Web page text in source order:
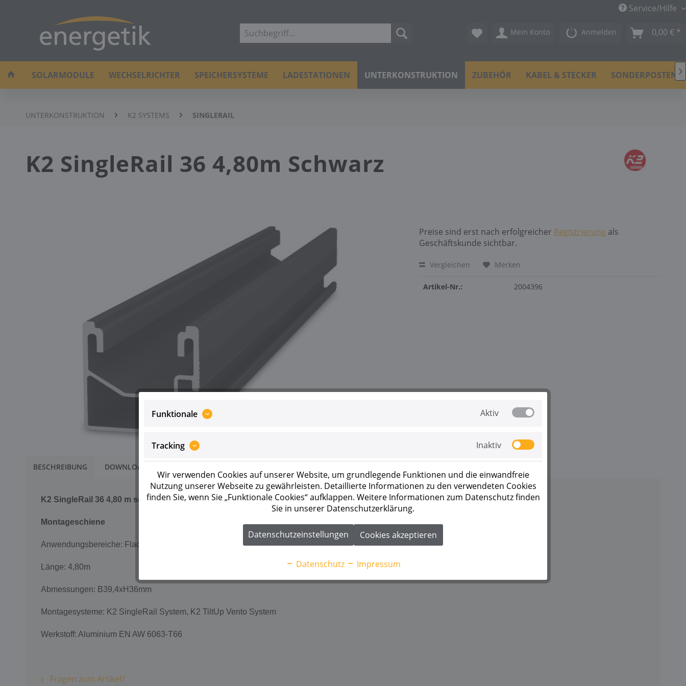
Service/Hilfe
Mein Konto Anmelden 0,00 € *
SOLARMODULE WECHSELRICHTER SPEICHERSYSTEME LADESTATIONEN UNTERKONSTRUKTION ZUBEHÖR KABEL & STECKER SONDERPOSTEN 
UNTERKONSTRUKTION K2 SYSTEMS SINGLERAIL
K2 SingleRail 36 4,80m Schwarz
Preise sind erst nach erfolgreicher Registrierung als
Geschäftskunde sichtbar.
Vergleichen Merken
Artikel-Nr.: 2004396
BESCHREIBUNG DOWNLOADS
K2 SingleRail 36 4,80 m schwarz eloxiert
Montageschiene
Anwendungsbereiche: Flachdach, Schrägdach
Länge: 4,80m
Abmessungen: B39,4xH36mm
Montagesysteme: K2 SingleRail System, K2 TiltUp Vento System
Werkstoff: Aluminium EN AW 6063-T66
Fragen zum Artikel?
Funktionale Aktiv
Tracking Inaktiv
Wir verwenden Cookies auf unserer Website, um grundlegende Funktionen und die einwandfreie
Nutzung unserer Webseite zu gewährleisten. Detaillierte Informationen zu den verwendeten Cookies
finden Sie, wenn Sie „Funktionale Cookies“ aufklappen. Weitere Informationen zum Datenschutz finden
Sie in unserer Datenschutzerklärung.
Datenschutzeinstellungen Cookies akzeptieren
Datenschutz Impressum